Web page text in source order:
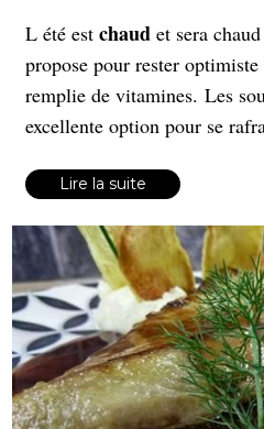
L été est chaud et sera
propose pour rester
remplie de vitamines. Les
excellente option pour se
santé.Lire la suite